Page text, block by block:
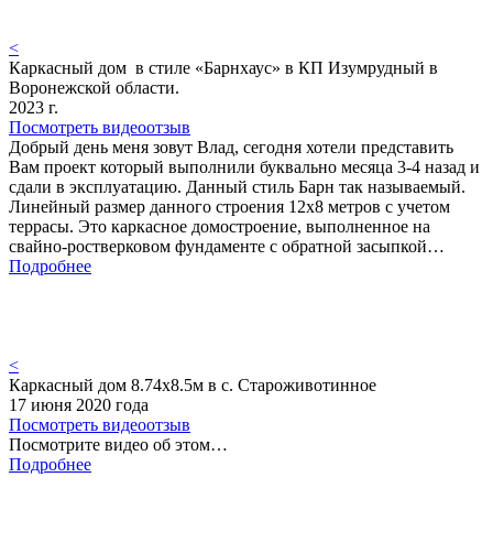
<
Каркасный дом в стиле «Барнхаус» в КП Изумрудный в
Воронежской области.
2023 г.
Посмотреть видеоотзыв
Добрый день меня зовут Влад, сегодня хотели представить
Вам проект который выполнили буквально месяца 3-4 назад и
сдали в эксплуатацию. Данный стиль Барн так называемый.
Линейный размер данного строения 12х8 метров с учетом
террасы. Это каркасное домостроение, выполненное на
свайно-ростверковом фундаменте с обратной засыпкой…
Подробнее
<
Каркасный дом 8.74х8.5м в с. Староживотинное
17 июня 2020 года
Посмотреть видеоотзыв
Посмотрите видео об этом…
Подробнее